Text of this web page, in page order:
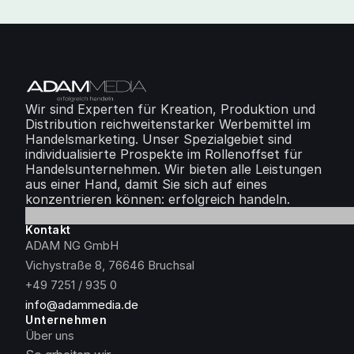
Wir sind Experten für Kreation, Produktion und
Distribution reichweitenstarker Werbemittel im
Handelsmarketing. Unser Spezialgebiet sind
individualisierte Prospekte im Rollenoffset für
Handelsunternehmen. Wir bieten alle Leistungen
aus einer Hand, damit Sie sich auf eines
konzentrieren können: erfolgreich handeln.
Kontakt
ADAM NG GmbH
Vichystraße 8, 76646 Bruchsal
+49 7251 / 935 0
info@adammedia.de
Unternehmen
Über uns